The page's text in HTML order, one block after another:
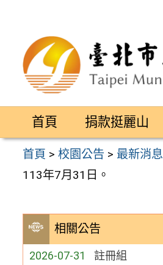
區
首頁 捐款挺麗山
首頁 >校園公告 > 最新消息
113年7月31日。
相關公告
2026-07-31 註冊組